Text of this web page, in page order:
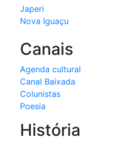
Japeri
Nova Iguaçu
Canais
Agenda cultural
Canal Baixada
Colunistas
Poesia
História